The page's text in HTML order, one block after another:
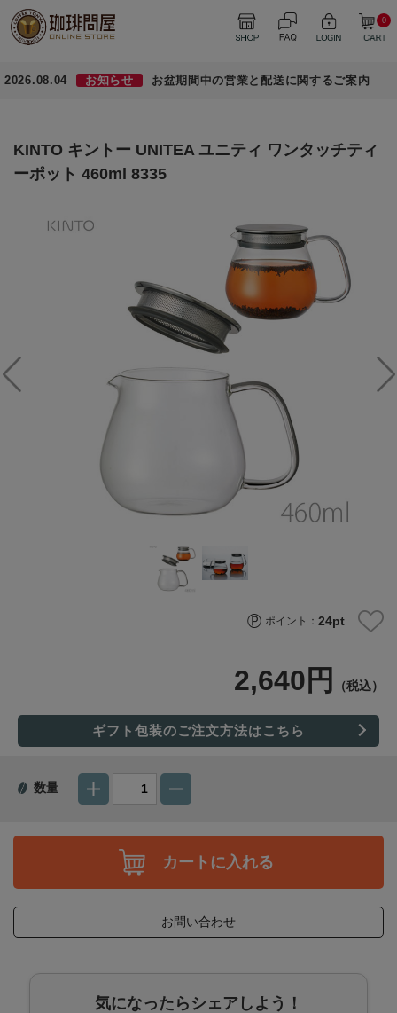
0
2026.08.04 お知らせ お盆期間中の営業と配送に関するご案内
KINTO キントー UNITEA ユニティ ワンタッチティ
ーポット 460ml 8335
ポイント：24pt
2,640円 （税込）
ギフト包装のご注文方法はこちら
数量
カートに入れる
お問い合わせ
気になったらシェアしよう！